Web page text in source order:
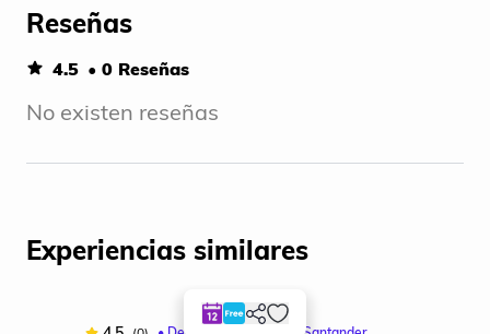
Reseñas
4.5 • 0 Reseñas
No existen reseñas
Experiencias similares